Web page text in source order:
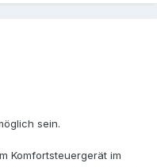
sein.
Komfortsteuergerät im